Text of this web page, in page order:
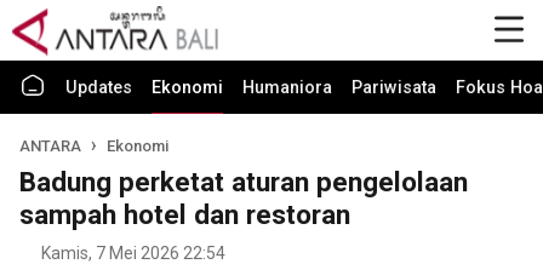
Updates Ekonomi Humaniora Pariwisata Fokus
ANTARA Ekonomi
Badung perketat aturan pengelolaan
sampah hotel dan restoran
Kamis, 7 Mei 2026 22:54